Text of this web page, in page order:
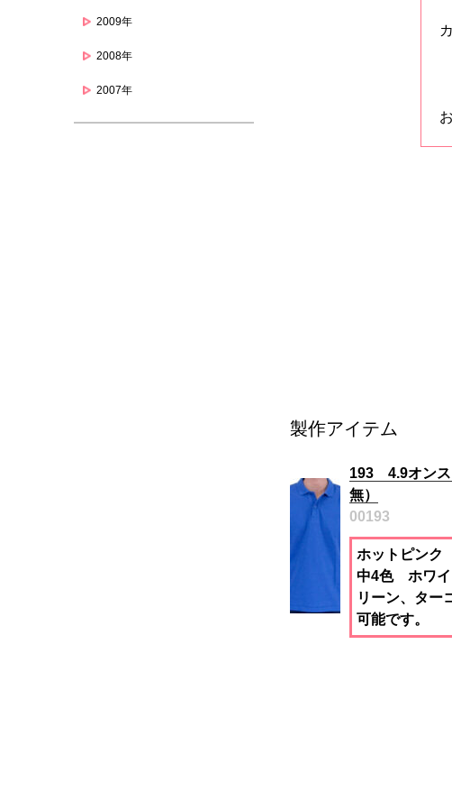
2009年
2008年
2007年
製作アイテム
193 4.9オンス
無）
00193
ホットピンク
中4色 ホワイ
リーン、ター
可能です。